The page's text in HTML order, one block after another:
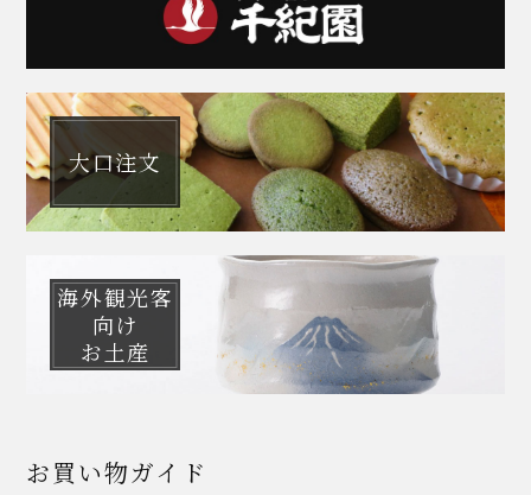
大口注文
海外観光客
向け
お土産
お買い物ガイド